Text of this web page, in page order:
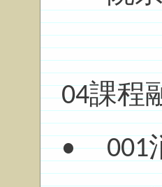
04課程
• 001